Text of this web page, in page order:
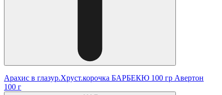
Арахис в глазур.Хруст.корочка БАРБЕКЮ 100 гр Авертон
100 г